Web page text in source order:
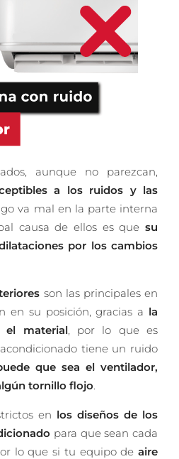
aunque no parezcan,
a los ruidos y las
va mal en la parte interna
causa de ellos es que su
por los cambios
son las principales en
en su posición, gracias a la
el material, por lo que es
tiene un ruido
que sea el ventilador,
tornillo flojo.
en los diseños de los
para que sean cada
lo que si tu equipo de aire